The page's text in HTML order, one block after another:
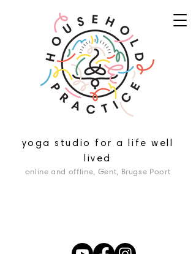
yoga studio for a life well
lived
online and offline, Gent, Brugse Poort